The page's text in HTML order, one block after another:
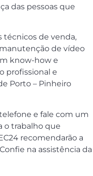
das pessoas que
técnicos de venda,
de vídeo
know-how e
profissional e
Porto – Pinheiro
e fale com um
o trabalho que
recomendarão a
na assistência da